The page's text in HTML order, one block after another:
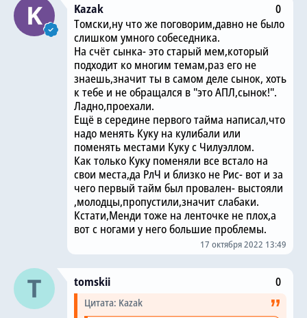
Kazak
0
Томски,ну что же поговорим,давно не было
слишком умного собеседника.
На счёт сынка- это старый мем,который
подходит ко многим темам,раз его не
знаешь,значит ты в самом деле сынок, хоть
к тебе и не обращался в "это АПЛ,сынок!".
Ладно,проехали.
Ещё в середине первого тайма написал,что
надо менять Куку на кулибали или
поменять местами Куку с Чилуэллом.
Как только Куку поменяли все встало на
свои места,да РлЧ и близко не Рис- вот и за
чего первый тайм был провален- выстояли
,молодцы,пропустили,значит слабаки.
Кстати,Менди тоже на ленточке не плох,а
вот с ногами у него большие проблемы.
17 октября 2022 13:49
tomskii 0
Цитата: Kazak